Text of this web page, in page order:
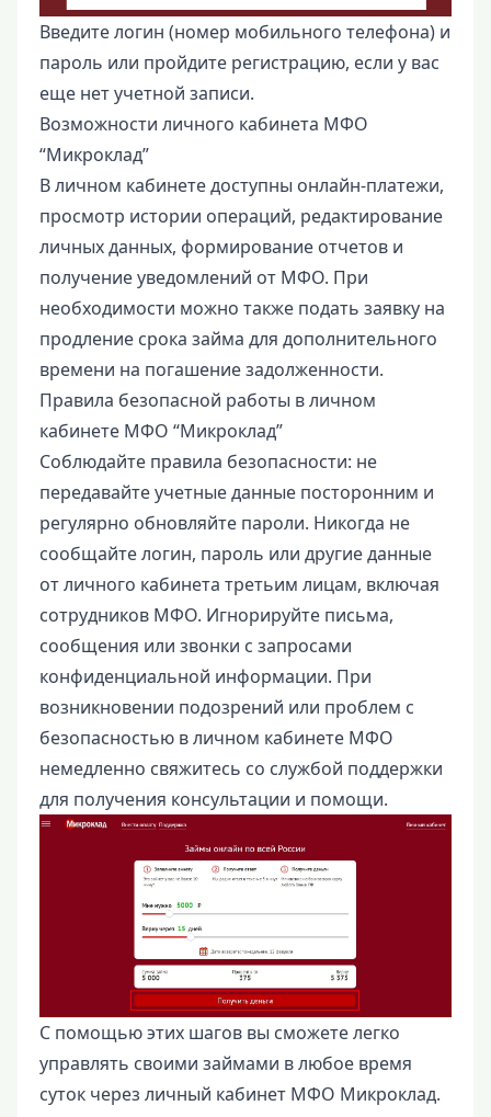
Введите логин (номер мобильного телефона) и
пароль или пройдите регистрацию, если у вас
еще нет учетной записи.
Возможности личного кабинета МФО
“Микроклад”
В личном кабинете доступны онлайн-платежи,
просмотр истории операций, редактирование
личных данных, формирование отчетов и
получение уведомлений от МФО. При
необходимости можно также подать заявку на
продление срока займа для дополнительного
времени на погашение задолженности.
Правила безопасной работы в личном
кабинете МФО “Микроклад”
Соблюдайте правила безопасности: не
передавайте учетные данные посторонним и
регулярно обновляйте пароли. Никогда не
сообщайте логин, пароль или другие данные
от личного кабинета третьим лицам, включая
сотрудников МФО. Игнорируйте письма,
сообщения или звонки с запросами
конфиденциальной информации. При
возникновении подозрений или проблем с
безопасностью в личном кабинете МФО
немедленно свяжитесь со службой поддержки
для получения консультации и помощи.
С помощью этих шагов вы сможете легко
управлять своими займами в любое время
суток через личный кабинет МФО Микроклад.